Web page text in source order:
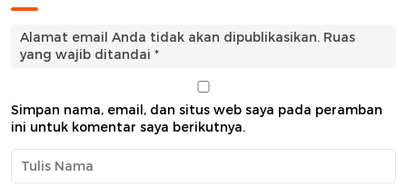
Alamat email Anda tidak akan dipublikasikan. Ruas
yang wajib ditandai *
Simpan nama, email, dan situs web saya pada peramban
ini untuk komentar saya berikutnya.